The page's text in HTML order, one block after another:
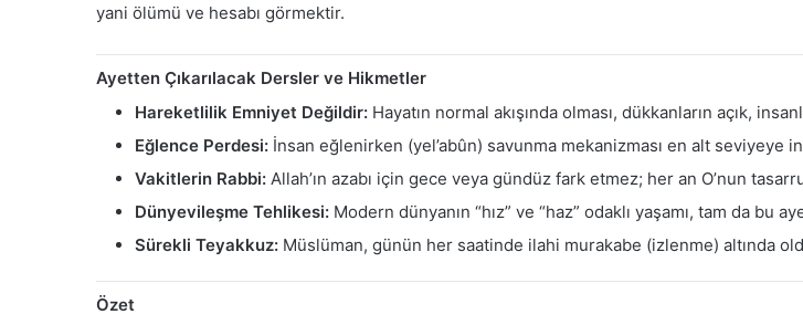
yani ölümü ve hesabı görmektir.
Ayetten Çıkarılacak Dersler ve Hikmetler
Hareketlilik Emniyet Değildir: Hayatın normal akışında olması, dükkanların açık,
Eğlence Perdesi: İnsan eğlenirken (yel’abûn) savunma mekanizması en alt seviyeye
Vakitlerin Rabbi: Allah’ın azabı için gece veya gündüz fark etmez; her an O’nun
Dünyevileşme Tehlikesi: Modern dünyanın “hız” ve “haz” odaklı yaşamı, tam da
Sürekli Teyakkuz: Müslüman, günün her saatinde ilahi murakabe (izlenme) altında
Özet